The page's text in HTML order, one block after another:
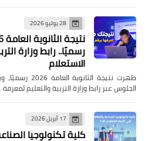
28 يوليو 2026
رسميًا.. رابط وزارة
الاستعلام
ظهرت نتيجة
الجلوس عبر رابط وزارة التربية والتعليم
17 أبريل 2026
كلية تكنولوجيا